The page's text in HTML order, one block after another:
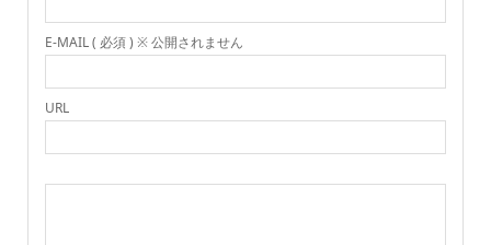
E-MAIL ( 必須 ) ※ 公開されません
URL